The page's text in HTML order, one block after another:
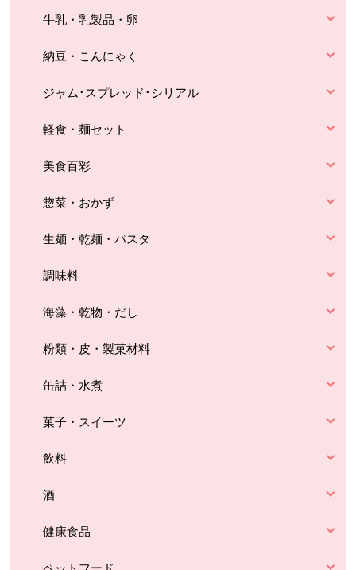
牛乳・乳製品・卵
納豆・こんにゃく
ジャム･スプレッド･シリアル
軽食・麺セット
美食百彩
惣菜・おかず
生麺・乾麺・パスタ
調味料
海藻・乾物・だし
粉類・皮・製菓材料
缶詰・水煮
菓子・スイーツ
飲料
酒
健康食品